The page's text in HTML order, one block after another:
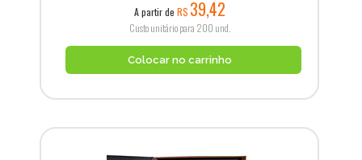
A partir de R$ 39,42
Custo unitário para 200 und.
Colocar no carrinho